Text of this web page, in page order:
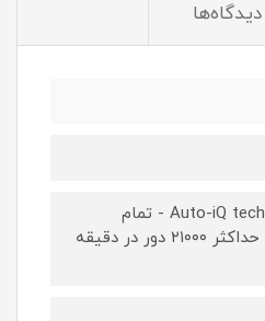
دیدگاه‌ها
دارای تکنولوژی Auto-iQ technology - تمام
قطعات عاری از BPA - حداکثر ۲۱۰۰۰ دور در دقیقه